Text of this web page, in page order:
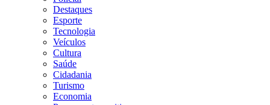
Destaques
Esporte
Tecnologia
Veículos
Cultura
Saúde
Cidadania
Turismo
Economia